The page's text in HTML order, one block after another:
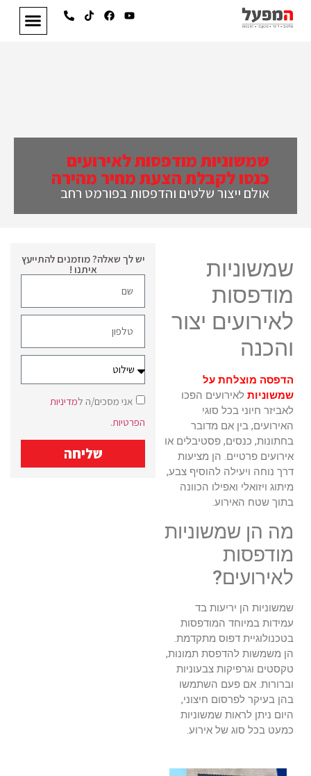
שמשוניות מודפסות לאירועים
כנסו לקבלת הצעת מחיר מהירה
אולם ייצור שלטים והדפסות בפורמט רחב
שמשוניות
מודפסות
לאירועים יצור
והכנה
הדפסה מוצלחת על
שמשוניות לאירועים הפכו
לאביזר חיוני בכל סוגי
האירועים, בין אם מדובר
בחתונות, כנסים, פסטיבלים או
אירועים פרטיים. הן מציעות
דרך נוחה ויעילה להוסיף צבע,
מיתוג ויזואלי ואפילו הכוונה
בתוך שטח האירוע.
מה הן שמשוניות
מודפסות
לאירועים?
שמשוניות הן יריעות בד
עמידות במיוחד המודפסות
בטכנולוגיית דפוס מתקדמת.
הן משמשות להדפסת תמונות,
טקסטים וגרפיקות צבעוניות
וברורות. אם פעם השתמשו
בהן בעיקר לפרסום חיצוני,
היום ניתן לראות שמשוניות
כמעט בכל סוג של אירוע.
יש לך שאלה? מוזמנים להתייעץ
איתנו !
אני מסכים/ה למדיניות
הפרטיות.
שליחה